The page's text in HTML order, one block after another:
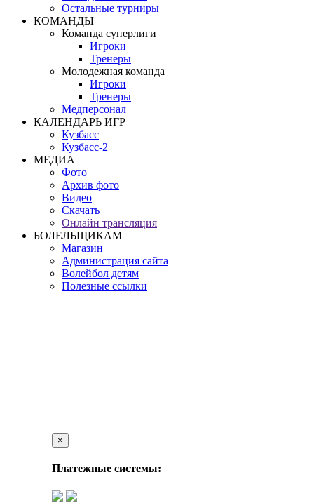
Остальные турниры
КОМАНДЫ
Команда суперлиги
Игроки
Тренеры
Молодежная команда
Игроки
Тренеры
Медперсонал
КАЛЕНДАРЬ ИГР
Кузбасс
Кузбасс-2
МЕДИА
Фото
Архив фото
Видео
Скачать
Онлайн трансляция
БОЛЕЛЬЩИКАМ
Магазин
Администрация сайта
Волейбол детям
Полезные ссылки
×
Платежные системы: